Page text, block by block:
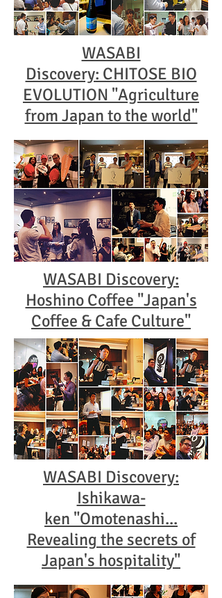
WASABI
Discovery: CHITOSE BIO
EVOLUTION "Agriculture
from Japan to the world"
WASABI Discovery:
Hoshino Coffee "Japan's
Coffee & Cafe Culture"
WASABI Discovery:
Ishikawa-
ken "Omotenashi...
Revealing the secrets of
Japan's hospitality"